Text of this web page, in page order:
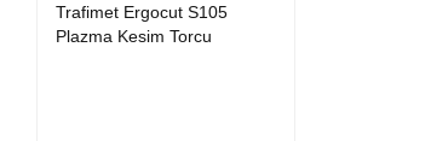
Trafimet Ergocut S105
Plazma Kesim Torcu